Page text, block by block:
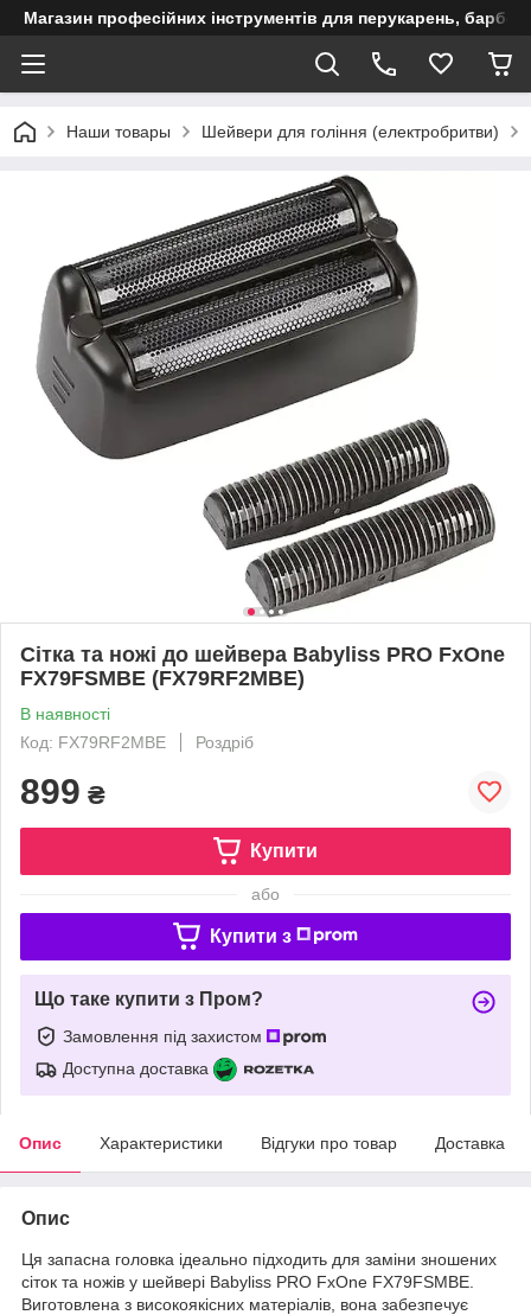
Магазин професійних інструментів для перукарень,
Наши товары Шейвери для гоління (електробритви)
Сітка та ножі до шейвера Babyliss PRO FxOne
FX79FSMBE (FX79RF2MBE)
В наявності
Код: FX79RF2MBE
Роздріб
899 ₴
Купити
або
Купити з
Що таке купити з Пром?
Замовлення під захистом
Доступна доставка
Опис Характеристики Відгуки про товар Доставка
Опис
Ця запасна головка ідеально підходить для заміни зношених
сіток та ножів у шейвері Babyliss PRO FxOne FX79FSMBE.
Виготовлена ​​з високоякісних матеріалів, вона забезпечує